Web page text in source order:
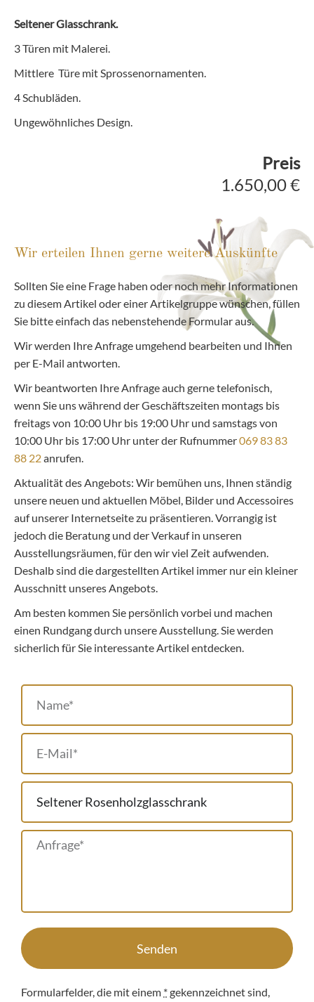
Seltener Glasschrank.
3 Türen mit Malerei.
Mittlere Türe mit Sprossenornamenten.
4 Schubläden.
Ungewöhnliches Design.
Preis
1.650,00 €
Wir erteilen Ihnen gerne weitere Auskünfte
Sollten Sie eine Frage haben oder noch mehr Informationen
zu diesem Artikel oder einer Artikelgruppe wünschen, füllen
Sie bitte einfach das nebenstehende Formular aus.
Wir werden Ihre Anfrage umgehend bearbeiten und Ihnen
per E-Mail antworten.
Wir beantworten Ihre Anfrage auch gerne telefonisch,
wenn Sie uns während der Geschäftszeiten montags bis
freitags von 10:00 Uhr bis 19:00 Uhr und samstags von
10:00 Uhr bis 17:00 Uhr unter der Rufnummer069 83 83
88 22anrufen.
Aktualität des Angebots: Wir bemühen uns, Ihnen ständig
unsere neuen und aktuellen Möbel, Bilder und Accessoires
auf unserer Internetseite zu präsentieren. Vorrangig ist
jedoch die Beratung und der Verkauf in unseren
Ausstellungsräumen, für den wir viel Zeit aufwenden.
Deshalb sind die dargestellten Artikel immer nur ein kleiner
Ausschnitt unseres Angebots.
Am besten kommen Sie persönlich vorbei und machen
einen Rundgang durch unsere Ausstellung. Sie werden
sicherlich für Sie interessante Artikel entdecken.
Senden
Formularfelder, die mit einem *gekennzeichnet sind,